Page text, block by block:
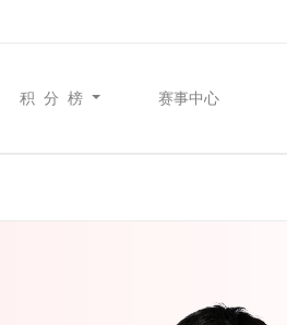
积 分 榜 赛事中心